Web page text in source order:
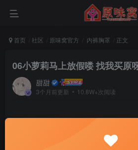
首页 社区 原味窝官方 内裤胸罩 正文
06小萝莉马上放假喽 找我买原
甜甜
3个月前更新 10.8W+次阅读
登录后继续查看